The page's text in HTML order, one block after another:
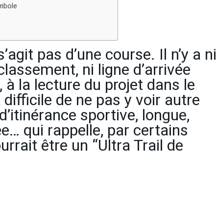
pas d’une course. Il n’y a ni
ni ligne d’arrivée
la lecture du projet dans le
de ne pas y voir autre
sportive, longue,
qui rappelle, par certains
être un “Ultra Trail de